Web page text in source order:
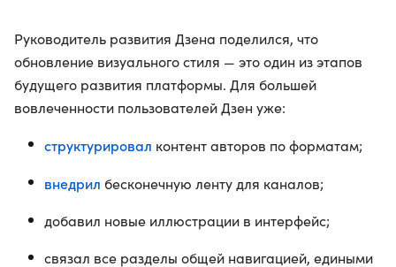
Руководитель развития Дзена поделился, что
обновление визуального стиля — это один из этапов
будущего развития платформы. Для большей
вовлеченности пользователей Дзен уже:
структурировал контент авторов по форматам;
внедрил бесконечную ленту для каналов;
добавил новые иллюстрации в интерфейс;
связал все разделы общей навигацией, едиными